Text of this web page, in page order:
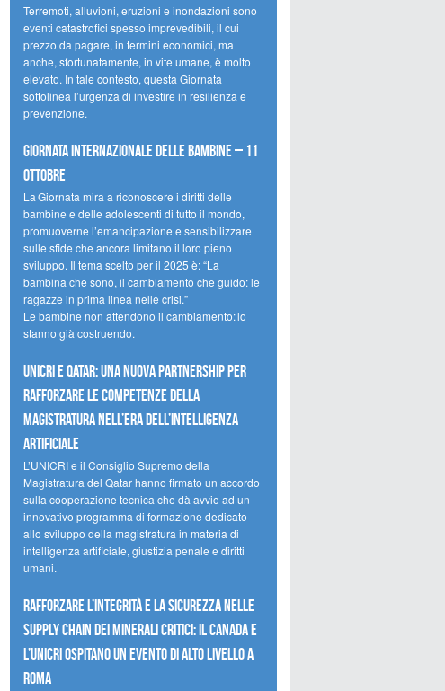
Terremoti, alluvioni, eruzioni e inondazioni sono
eventi catastrofici spesso imprevedibili, il cui
prezzo da pagare, in termini economici, ma
anche, sfortunatamente, in vite umane, è molto
elevato. In tale contesto, questa Giornata
sottolinea l’urgenza di investire in resilienza e
prevenzione.
Giornata internazionale delle bambine – 11
ottobre
La Giornata mira a riconoscere i diritti delle
bambine e delle adolescenti di tutto il mondo,
promuoverne l’emancipazione e sensibilizzare
sulle sfide che ancora limitano il loro pieno
sviluppo. Il tema scelto per il 2025 è: “La
bambina che sono, il cambiamento che guido: le
ragazze in prima linea nelle crisi.”
Le bambine non attendono il cambiamento: lo
stanno già costruendo.
UNICRI e Qatar: una nuova partnership per
rafforzare le competenze della
magistratura nell’era dell’intelligenza
artificiale
L’UNICRI e il Consiglio Supremo della
Magistratura del Qatar hanno firmato un accordo
sulla cooperazione tecnica che dà avvio ad un
innovativo programma di formazione dedicato
allo sviluppo della magistratura in materia di
intelligenza artificiale, giustizia penale e diritti
umani.
Rafforzare l’integrità e la sicurezza nelle
supply chain dei minerali critici: il Canada e
l’UNICRI ospitano un evento di alto livello a
Roma